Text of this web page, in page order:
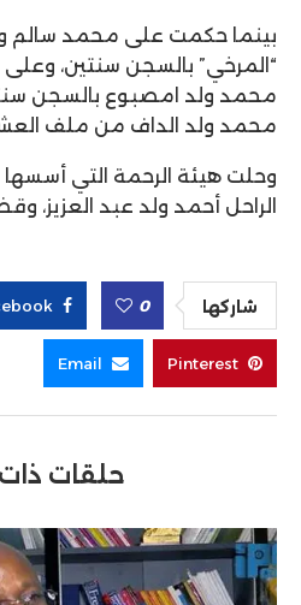
بينما حكمت على محمد سالم
“المرخي” بالسجن سنتين،
محمد ولد امصبوع بالسجن
محمد ولد الداف من ملف
وحلت هيئة الرحمة التي أسسها
الراحل أحمد ولد عبد العزيز،
شاركها 0
Pinterest
Email
حلقات